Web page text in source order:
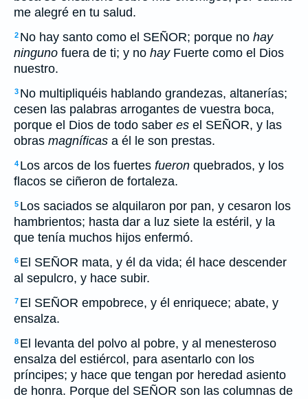
me alegré en tu salud.
2 No hay santo como el SEÑOR; porque no hay
ninguno fuera de ti; y no hayFuerte como el Dios
nuestro.
3 No multipliquéis hablando grandezas, altanerías;
cesen las palabras arrogantes de vuestra boca,
porque el Dios de todo saber es el SEÑOR, y las
obras magníficas a él le son prestas.
4 Los arcos de los fuertes fueron quebrados, y los
flacos se ciñeron de fortaleza.
5 Los saciados se alquilaron por pan, y cesaron los
hambrientos; hasta dar a luz siete la estéril, y la
que tenía muchos hijos enfermó.
6 El SEÑOR mata, y él da vida; él hace descender
al sepulcro, y hace subir.
7 El SEÑOR empobrece, y él enriquece; abate, y
ensalza.
8 El levanta del polvo al pobre, y al menesteroso
ensalza del estiércol, para asentarlo con los
príncipes; y hace que tengan por heredad asiento
de honra. Porque del SEÑOR son las columnas de